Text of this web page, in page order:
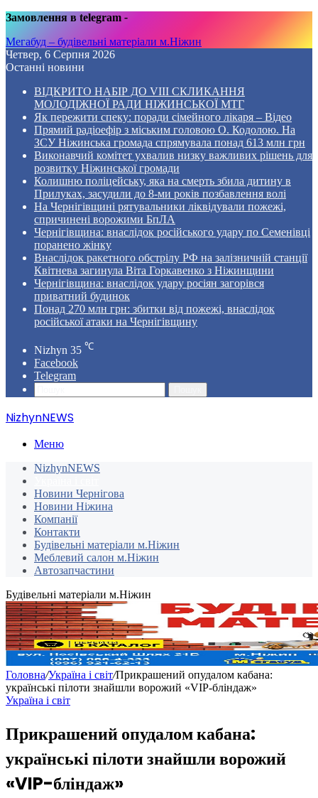
Замовлення в telegram -
Мегабуд – будівельні матеріали м.Ніжин
Четвер, 6 Серпня 2026
Останні новини
ВІДКРИТО НАБІР ДО VIII СКЛИКАННЯ
МОЛОДІЖНОЇ РАДИ НІЖИНСЬКОЇ МТГ
Як пережити спеку: поради сімейного лікаря – Відео
Прямий радіоефір з міським головою О. Кодолою. На
ЗСУ Ніжинська громада спрямувала понад 613 млн грн
Виконавчий комітет ухвалив низку важливих рішень для
розвитку Ніжинської громади
Колишню поліцейську, яка на смерть збила дитину в
Прилуках, засудили до 8-ми років позбавлення волі
На Чернігівщині рятувальники ліквідували пожежі,
спричинені ворожими БпЛА
Чернігівщина: внаслідок російського удару по Семенівці
поранено жінку
Внаслідок ракетного обстрілу РФ на залізничній станції
Квітнева загинула Віта Горкавенко з Ніжинщини
Чернігівщина: внаслідок удару росіян загорівся
приватний будинок
Понад 270 млн грн: збитки від пожежі, внаслідок
російської атаки на Чернігівщину
Nizhyn 35 ℃
Facebook
Telegram
NizhynNEWS
Меню
NizhynNEWS
Новини Чернігова
Новини Ніжина
Компанії
Контакти
Будівельні матеріали м.Ніжин
Меблевий салон м.Ніжин
Автозапчастини
Будівельні матеріали м.Ніжин
Головна/Україна і світ/Прикрашений опудалом кабана:
українські пілоти знайшли ворожий «VIP-бліндаж»
Україна і світ
Прикрашений опудалом кабана:
українські пілоти знайшли ворожий
«VIP-бліндаж»